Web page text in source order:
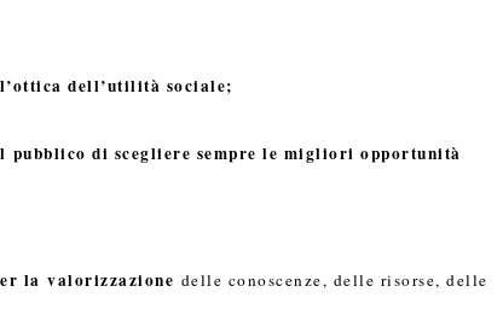
dell’utilità sociale;
pubblico di scegliere sempre le migliori opportunità
la valorizzazione delle conoscenze, delle risorse, delle